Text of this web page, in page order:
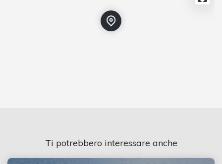
Ti potrebbero interessare anche